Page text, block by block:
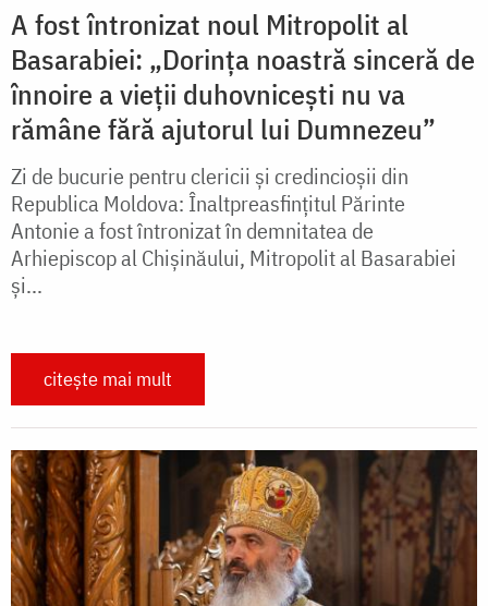
A fost întronizat noul Mitropolit al
Basarabiei: „Dorința noastră sinceră de
înnoire a vieții duhovnicești nu va
rămâne fără ajutorul lui Dumnezeu”
Zi de bucurie pentru clericii și credincioșii din
Republica Moldova: Înaltpreasfințitul Părinte
Antonie a fost întronizat în demnitatea de
Arhiepiscop al Chișinăului, Mitropolit al Basarabiei
și...
citește mai mult